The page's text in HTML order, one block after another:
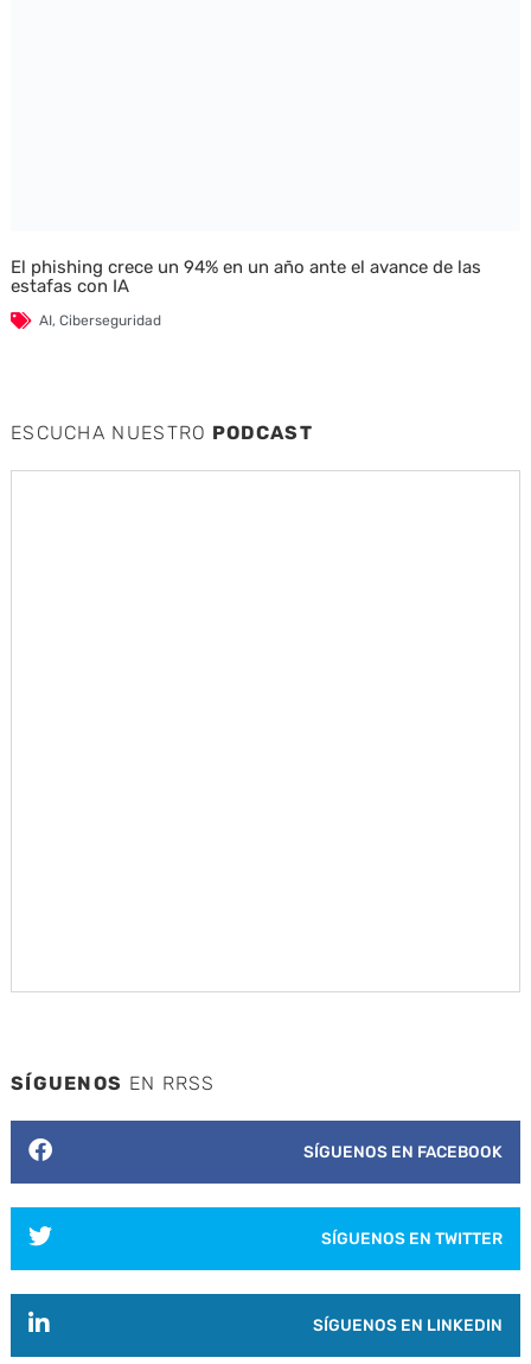
El phishing crece un 94% en un año ante el avance de las
estafas con IA
AI, Ciberseguridad
ESCUCHA NUESTRO PODCAST
SÍGUENOS EN RRSS
SÍGUENOS EN FACEBOOK
SÍGUENOS EN TWITTER
SÍGUENOS EN LINKEDIN